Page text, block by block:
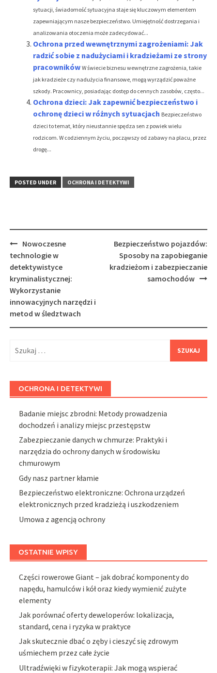
sytuacji, świadomość sytuacyjna staje się kluczowym elementem
zapewniającym nasze bezpieczeństwo. Umiejętność dostrzegania i
analizowania otoczenia może zadecydować...
Ochrona przed wewnętrznymi zagrożeniami: Jak
radzić sobie z nadużyciami i kradzieżami ze strony
pracowników W świecie biznesu wewnętrzne zagrożenia, takie
jak kradzieże czy nadużycia finansowe, mogą wyrządzić poważne
szkody. Pracownicy, posiadając dostęp do cennych zasobów, często...
Ochrona dzieci: Jak zapewnić bezpieczeństwo i
ochronę dzieci w różnych sytuacjach Bezpieczeństwo
dzieci to temat, który nieustannie spędza sen z powiek wielu
rodzicom. W codziennym życiu, począwszy od zabawy na placu, przez
drogę...
POSTED UNDER OCHRONA I DETEKTYWI
Post
navigation
Nowoczesne
technologie w
detektywistyce
kryminalistycznej:
Wykorzystanie
innowacyjnych narzędzi i
metod w śledztwach
Bezpieczeństwo pojazdów:
Sposoby na zapobieganie
kradzieżom i zabezpieczanie
samochodów
OCHRONA I DETEKTYWI
Badanie miejsc zbrodni: Metody prowadzenia
dochodzeń i analizy miejsc przestępstw
Zabezpieczanie danych w chmurze: Praktyki i
narzędzia do ochrony danych w środowisku
chmurowym
Gdy nasz partner kłamie
Bezpieczeństwo elektroniczne: Ochrona urządzeń
elektronicznych przed kradzieżą i uszkodzeniem
Umowa z agencją ochrony
OSTATNIE WPISY
Części rowerowe Giant – jak dobrać komponenty do
napędu, hamulców i kół oraz kiedy wymienić zużyte
elementy
Jak porównać oferty deweloperów: lokalizacja,
standard, cena i ryzyka w praktyce
Jak skutecznie dbać o zęby i cieszyć się zdrowym
uśmiechem przez całe życie
Ultradźwięki w fizykoterapii: Jak mogą wspierać